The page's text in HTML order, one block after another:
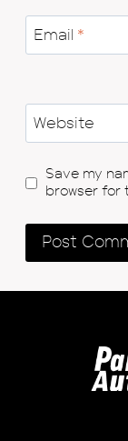
Email *
Website
Save my
browser for